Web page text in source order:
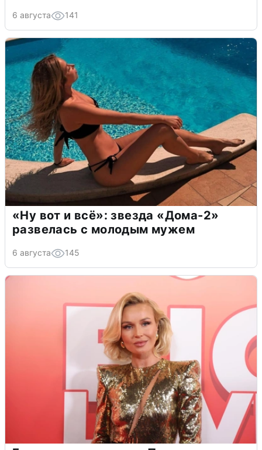
6 августа 141
«Ну вот и всё»: звезда «Дома-2»
развелась с молодым мужем
6 августа 145